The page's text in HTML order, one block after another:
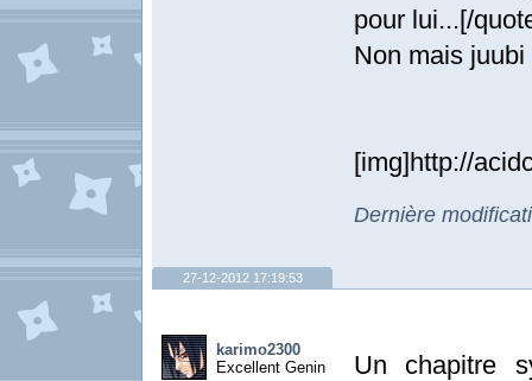
pour lui...[/
Non mais
[img]http://
Dernière
27-12-2012 17:19:53
karimo2300
Excellent Genin
Un chapitre